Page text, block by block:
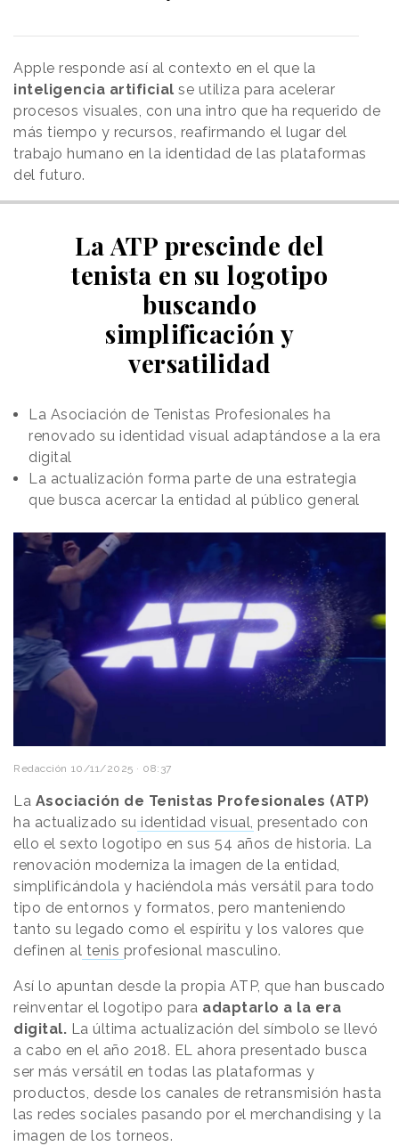
Apple responde así al contexto en el que la
inteligencia artificial se utiliza para acelerar
procesos visuales, con una intro que ha requerido de
más tiempo y recursos, reafirmando el lugar del
trabajo humano en la identidad de las plataformas
del futuro.
La ATP prescinde del
tenista en su logotipo
buscando
simplificación y
versatilidad
La Asociación de Tenistas Profesionales ha
renovado su identidad visual adaptándose a la era
digital
La actualización forma parte de una estrategia
que busca acercar la entidad al público general
Redacción 10/11/2025 · 08:37
La Asociación de Tenistas Profesionales (ATP)
ha actualizado su identidad visual, presentado con
ello el sexto logotipo en sus 54 años de historia. La
renovación moderniza la imagen de la entidad,
simplificándola y haciéndola más versátil para todo
tipo de entornos y formatos, pero manteniendo
tanto su legado como el espíritu y los valores que
definen al tenis profesional masculino.
Así lo apuntan desde la propia ATP, que han buscado
reinventar el logotipo para adaptarlo a la era
digital. La última actualización del símbolo se llevó
a cabo en el año 2018. EL ahora presentado busca
ser más versátil en todas las plataformas y
productos, desde los canales de retransmisión hasta
las redes sociales pasando por el merchandising y la
imagen de los torneos.